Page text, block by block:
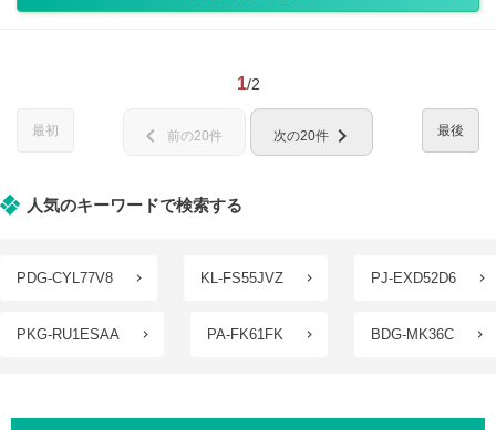
1/2
最初 最後
chevron_left 前の20件 次の20件 chevron_right
人気のキーワードで検索する
PDG-CYL77V8 KL-FS55JVZ PJ-EXD52D6
PKG-RU1ESAA PA-FK61FK BDG-MK36C